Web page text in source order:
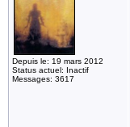
Depuis le: 19 mars 2012
Status actuel: Inactif
Messages: 3617